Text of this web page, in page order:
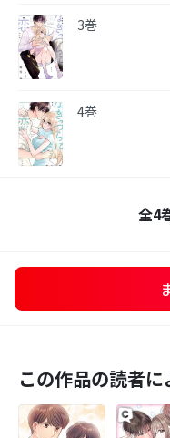
3巻
4巻
全4
この作品の読者